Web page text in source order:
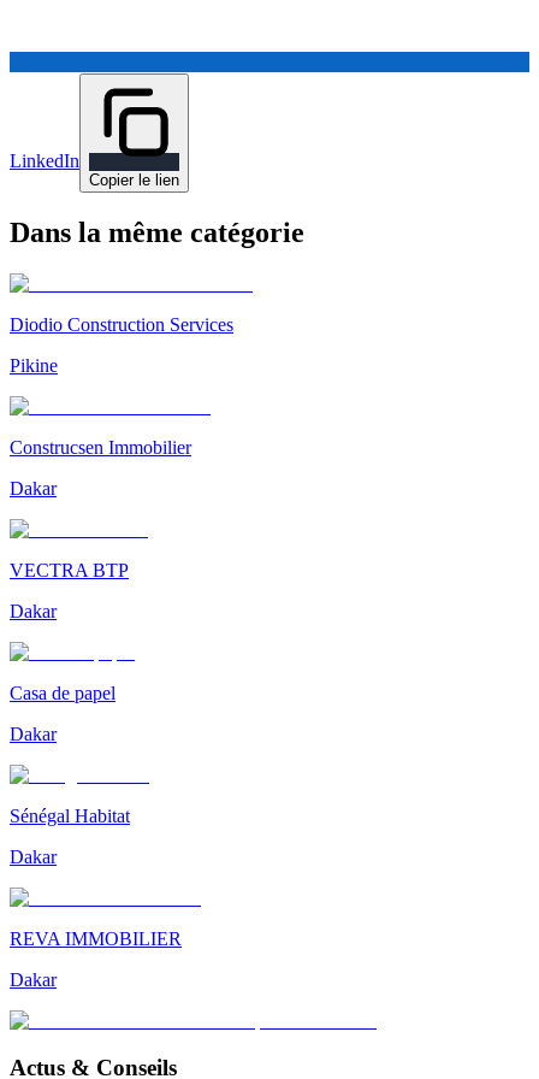
LinkedIn
Copier le lien
Dans la même catégorie
Diodio Construction Services
Pikine
Construcsen Immobilier
Dakar
VECTRA BTP
Dakar
Casa de papel
Dakar
Sénégal Habitat
Dakar
REVA IMMOBILIER
Dakar
Actus & Conseils